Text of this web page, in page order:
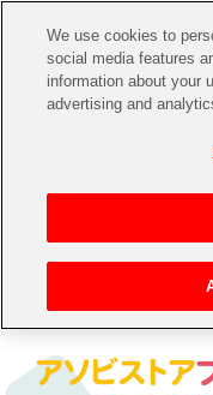
CHANNEL
アイドルマスターシリ
アイドルマスター
アイドルマスター ミリオン
イベントグッズ
トイ・ホビー
アイドル
We use cookies to
social media features
information about your
advertising and